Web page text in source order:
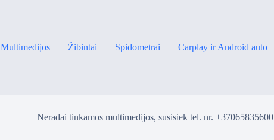
Multimedijos Žibintai Spidometrai Carplay ir Android auto
Neradai tinkamos multimedijos, susisiek tel. nr. +37065835600